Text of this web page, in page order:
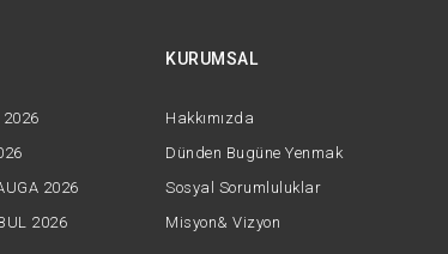
2026
2026
2026
KURUMSAL
Hakkımızda
Dünden Bugüne Yenmak
Sosyal Sorumluluklar
Misyon& Vizyon